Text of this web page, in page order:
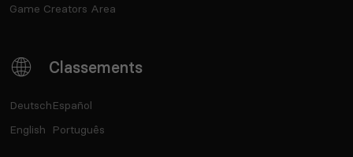
Game Creators Area
Classements
Deutsch
English
Español
Português